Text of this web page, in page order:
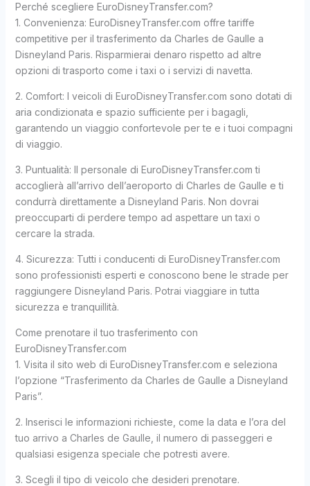
Perché scegliere EuroDisneyTransfer.com?
1. Convenienza: EuroDisneyTransfer.com offre tariffe
competitive per il trasferimento da Charles de Gaulle a
Disneyland Paris. Risparmierai denaro rispetto ad altre
opzioni di trasporto come i taxi o i servizi di navetta.
2. Comfort: I veicoli di EuroDisneyTransfer.com sono dotati di
aria condizionata e spazio sufficiente per i bagagli,
garantendo un viaggio confortevole per te e i tuoi compagni
di viaggio.
3. Puntualità: Il personale di EuroDisneyTransfer.com ti
accoglierà all’arrivo dell’aeroporto di Charles de Gaulle e ti
condurrà direttamente a Disneyland Paris. Non dovrai
preoccuparti di perdere tempo ad aspettare un taxi o
cercare la strada.
4. Sicurezza: Tutti i conducenti di EuroDisneyTransfer.com
sono professionisti esperti e conoscono bene le strade per
raggiungere Disneyland Paris. Potrai viaggiare in tutta
sicurezza e tranquillità.
Come prenotare il tuo trasferimento con
EuroDisneyTransfer.com
1. Visita il sito web di EuroDisneyTransfer.com e seleziona
l’opzione “Trasferimento da Charles de Gaulle a Disneyland
Paris”.
2. Inserisci le informazioni richieste, come la data e l’ora del
tuo arrivo a Charles de Gaulle, il numero di passeggeri e
qualsiasi esigenza speciale che potresti avere.
3. Scegli il tipo di veicolo che desideri prenotare.